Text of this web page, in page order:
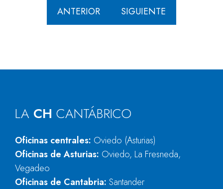
ANTERIOR SIGUIENTE
LA CH CANTÁBRICO
Oficinas centrales: Oviedo (Asturias)
Oficinas de Asturias: Oviedo, La Fresneda,
Vegadeo
Oficinas de Cantabria: Santander